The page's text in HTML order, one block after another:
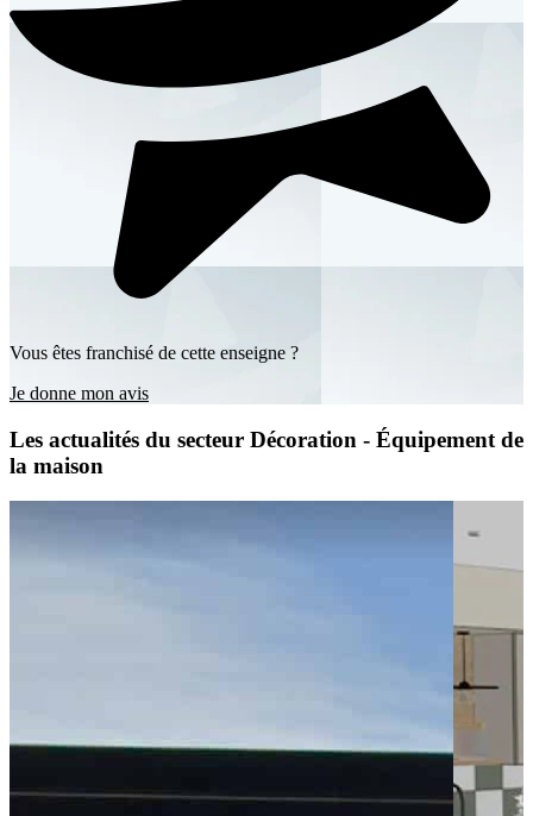
Vous êtes franchisé de cette enseigne ?
Je donne mon avis
Les actualités du secteur Décoration - Équipement de
la maison